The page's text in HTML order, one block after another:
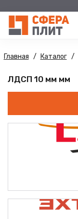
Главная Каталог
ЛДСП 10 мм мм